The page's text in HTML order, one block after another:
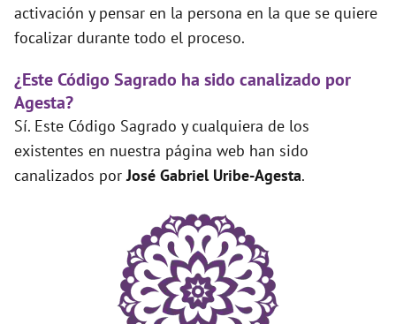
activación y pensar en la persona en la que se quiere
focalizar durante todo el proceso.
¿Este Código Sagrado ha sido canalizado por
Agesta?
Sí. Este Código Sagrado y cualquiera de los
existentes en nuestra página web han sido
canalizados porJosé Gabriel Uribe-Agesta.